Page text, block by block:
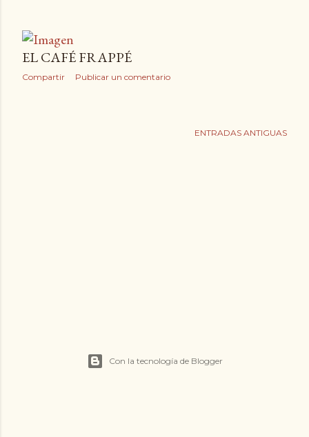
EL CAFÉ FRAPPÉ
Compartir Publicar un comentario
ENTRADAS ANTIGUAS
Con la tecnología de Blogger